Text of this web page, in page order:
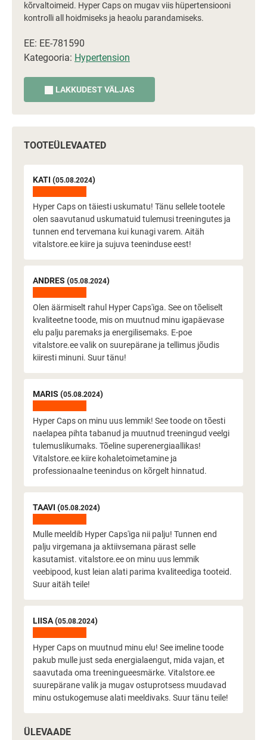
kõrvaltoimeid. Hyper Caps on mugav viis hüpertensiooni
kontrolli all hoidmiseks ja heaolu parandamiseks.
EE: EE-781590
Kategooria: Hypertension
LAKKUDEST VÄLJAS
TOOTEÜLEVAATED
KATI (05.08.2024)
Hyper Caps on täiesti uskumatu! Tänu sellele tootele
olen saavutanud uskumatuid tulemusi treeningutes ja
tunnen end tervemana kui kunagi varem. Aitäh
vitalstore.ee kiire ja sujuva teeninduse eest!
ANDRES (05.08.2024)
Olen äärmiselt rahul Hyper Caps'iga. See on tõeliselt
kvaliteetne toode, mis on muutnud minu igapäevase
elu palju paremaks ja energilisemaks. E-poe
vitalstore.ee valik on suurepärane ja tellimus jõudis
kiiresti minuni. Suur tänu!
MARIS (05.08.2024)
Hyper Caps on minu uus lemmik! See toode on tõesti
naelapea pihta tabanud ja muutnud treeningud veelgi
tulemuslikumaks. Tõeline superenergiaallikas!
Vitalstore.ee kiire kohaletoimetamine ja
professionaalne teenindus on kõrgelt hinnatud.
TAAVI (05.08.2024)
Mulle meeldib Hyper Caps'iga nii palju! Tunnen end
palju virgemana ja aktiivsemana pärast selle
kasutamist. vitalstore.ee on minu uus lemmik
veebipood, kust leian alati parima kvaliteediga tooteid.
Suur aitäh teile!
LIISA (05.08.2024)
Hyper Caps on muutnud minu elu! See imeline toode
pakub mulle just seda energialaengut, mida vajan, et
saavutada oma treeningueesmärke. Vitalstore.ee
suurepärane valik ja mugav ostuprotsess muudavad
minu ostukogemuse alati meeldivaks. Suur tänu teile!
ÜLEVAADE